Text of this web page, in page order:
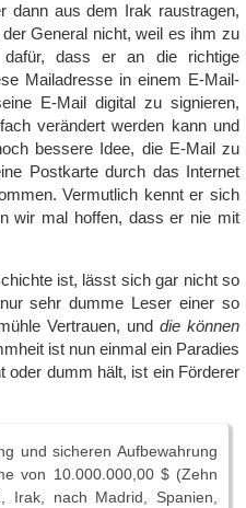
dann aus dem Irak raustragen,
General nicht, weil es ihm zu
dass er an die richtige
Mailadresse in einem E-Mail-
E-Mail digital zu signieren,
verändert werden kann und
bessere Idee, die E-Mail zu
Postkarte durch das Internet
Vermutlich kennt er sich
wir mal hoffen, dass er nie mit
ist, lässt sich gar nicht so
sehr dumme Leser einer so
Vertrauen, und die können
ist nun einmal ein Paradies
oder dumm hält, ist ein Förderer
und sicheren Aufbewahrung
von 10.000.000,00 $ (Zehn
Irak, nach Madrid, Spanien,